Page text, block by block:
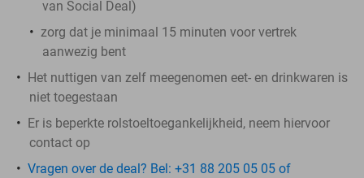
van Social Deal)
zorg dat je minimaal 15 minuten voor vertrek
aanwezig bent
Het nuttigen van zelf meegenomen eet- en drinkwaren is
niet toegestaan
Er is beperkte rolstoeltoegankelijkheid, neem hiervoor
contact op
Vragen over de deal? Bel: +31 88 205 05 05 of